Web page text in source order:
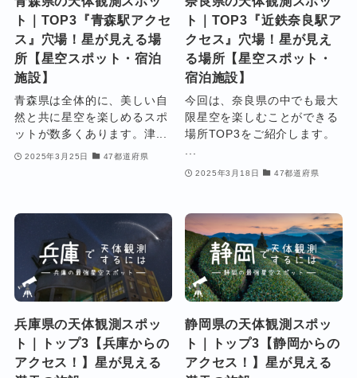
ト｜TOP3『青森駅アクセ
ス』穴場！星が見える場
所【星空スポット・宿泊
施設】
青森県は全体的に、美しい自
然と共に星空を楽しめるスポ
ットが数多くあります。津...
2025年3月25日 47都道府県
ト｜TOP3『近鉄奈良駅ア
クセス』穴場！星が見え
る場所【星空スポット・
宿泊施設】
今回は、奈良県の中でも最大
限星空を楽しむことができる
場所TOP3をご紹介します。
2025年3月18日 47都道府県
兵庫県の天体観測スポッ
ト｜トップ3【兵庫からの
アクセス！】星が見える
静岡県の天体観測スポッ
ト｜トップ3【静岡からの
アクセス！】星が見える